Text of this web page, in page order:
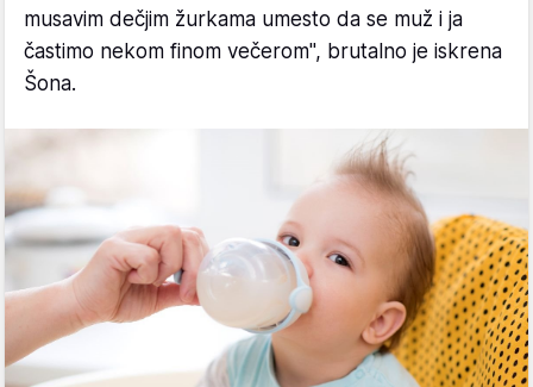
musavim dečjim žurkama umesto da se muž i ja
častimo nekom finom večerom", brutalno je iskrena
Šona.